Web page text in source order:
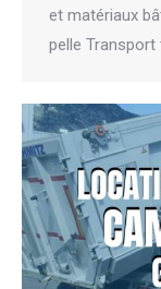
et matériaux
pelle